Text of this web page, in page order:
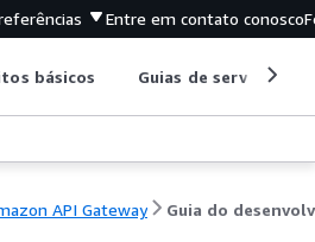
Entre em contato conosco
básicos Guias de serviço
API Gateway